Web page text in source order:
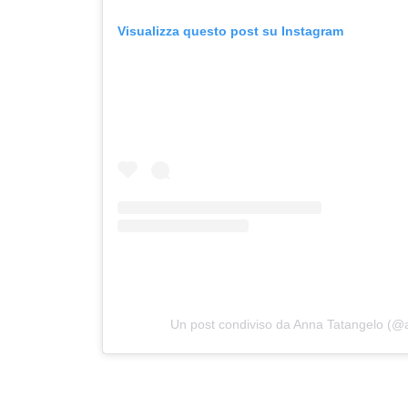
Visualizza questo post su Instagram
Un post condiviso da Anna Tatangelo